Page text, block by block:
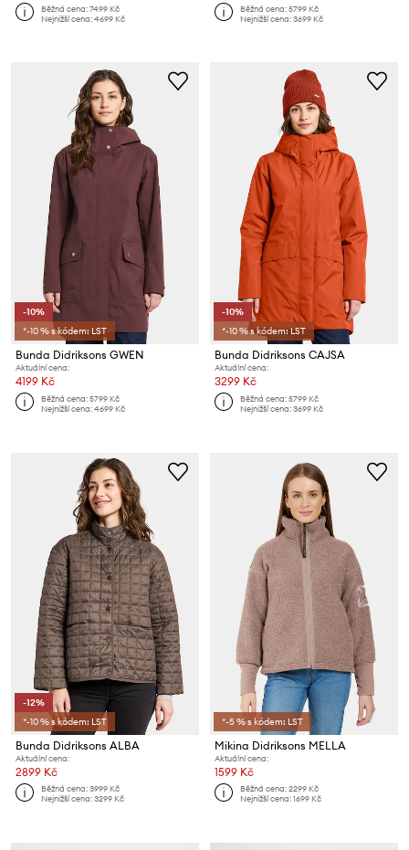
Běžná cena:7499 Kč
Nejnižší cena:4699 Kč
Běžná cena:5799 Kč
Nejnižší cena:3699 Kč
-10%
*-10 % s kódem: LST
Bunda Didriksons GWEN
Aktuální cena:
4199 Kč
Běžná cena:5799 Kč
Nejnižší cena:4699 Kč
-10%
*-10 % s kódem: LST
Bunda Didriksons CAJSA
Aktuální cena:
3299 Kč
Běžná cena:5799 Kč
Nejnižší cena:3699 Kč
-12%
*-10 % s kódem: LST
Bunda Didriksons ALBA
Aktuální cena:
2899 Kč
Běžná cena:3999 Kč
Nejnižší cena:3299 Kč
*-5 % s kódem: LST
Mikina Didriksons MELLA
Aktuální cena:
1599 Kč
Běžná cena:2299 Kč
Nejnižší cena:1699 Kč